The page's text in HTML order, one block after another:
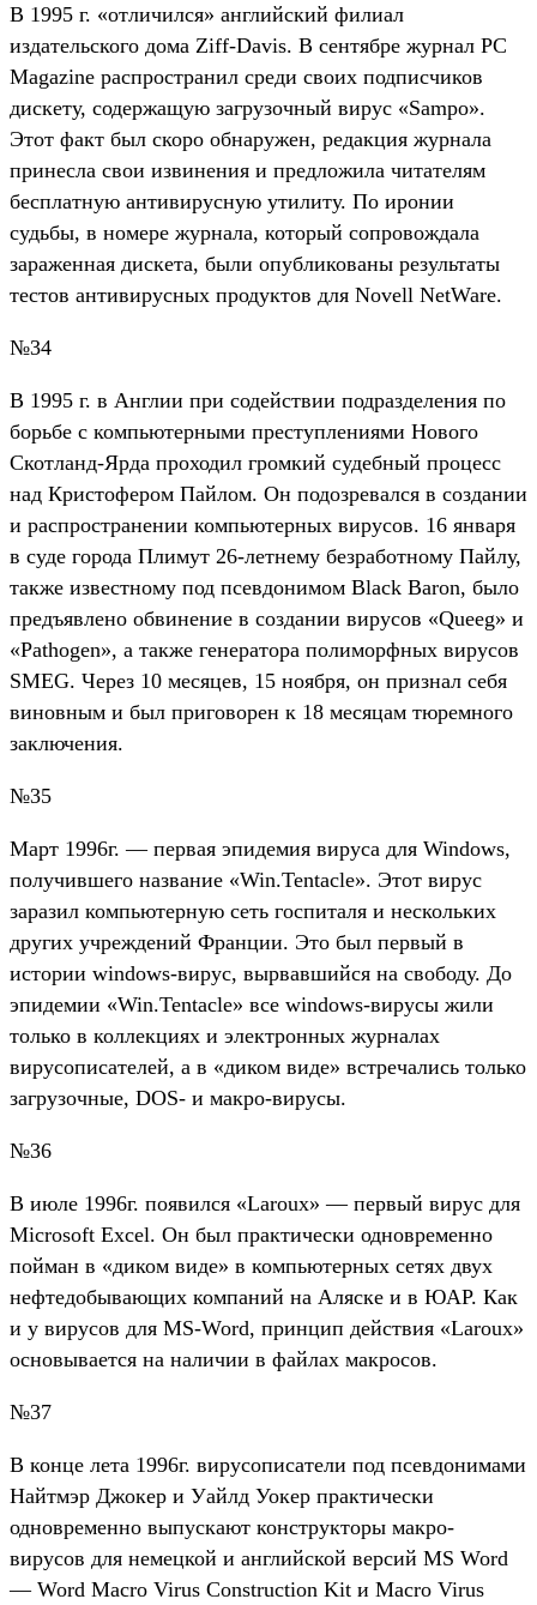
В 1995 г. «отличился» английский филиал
издательского дома Ziff-Davis. В сентябре журнал PC
Magazine распространил среди своих подписчиков
дискету, содержащую загрузочный вирус «Sampo».
Этот факт был скоро обнаружен, редакция журнала
принесла свои извинения и предложила читателям
бесплатную антивирусную утилиту. По иронии
судьбы, в номере журнала, который сопровождала
зараженная дискета, были опубликованы результаты
тестов антивирусных продуктов для Novell NetWare.
№34
В 1995 г. в Англии при содействии подразделения по
борьбе с компьютерными преступлениями Нового
Скотланд-Ярда проходил громкий судебный процесс
над Кристофером Пайлом. Он подозревался в создании
и распространении компьютерных вирусов. 16 января
в суде города Плимут 26-летнему безработному Пайлу,
также известному под псевдонимом Black Baron, было
предъявлено обвинение в создании вирусов «Queeg» и
«Pathogen», а также генератора полиморфных вирусов
SMEG. Через 10 месяцев, 15 ноября, он признал себя
виновным и был приговорен к 18 месяцам тюремного
заключения.
№35
Mарт 1996г. — первая эпидемия вируса для Windows,
получившего название «Win.Tentacle». Этот вирус
заразил компьютерную сеть госпиталя и нескольких
других учреждений Франции. Это был первый в
истории windows-вирус, вырвавшийся на свободу. До
эпидемии «Win.Tentacle» все windows-вирусы жили
только в коллекциях и электронных журналах
вирусописателей, а в «диком виде» встречались только
загрузочные, DOS- и макро-вирусы.
№36
В июле 1996г. появился «Laroux» — первый вирус для
Microsoft Excel. Он был практически одновременно
пойман в «диком виде» в компьютерных сетях двух
нефтедобывающих компаний на Аляске и в ЮАР. Как
и у вирусов для MS-Word, принцип действия «Laroux»
основывается на наличии в файлах макросов.
№37
В конце лета 1996г. вирусописатели под псевдонимами
Найтмэр Джокер и Уайлд Уокер практически
одновременно выпускают конструкторы макро-
вирусов для немецкой и английской версий MS Word
— Word Macro Virus Construction Kit и Macro Virus